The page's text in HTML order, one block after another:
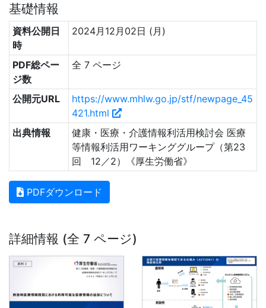
基礎情報
資料公開日
時
2024月12月02日 (月)
PDF総ペー
ジ数
全 7 ページ
公開元URL
https://www.mhlw.go.jp/stf/newpage_45
421.html
出典情報
健康・医療・介護情報利活用検討会 医療
等情報利活用ワーキンググループ（第23
回 12／2）《厚生労働省》
PDFダウンロード
詳細情報 (全 7 ページ)